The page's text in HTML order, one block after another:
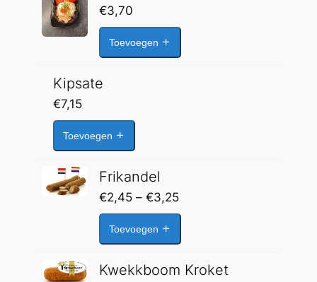
€3,70
Toevoegen
Kipsate
€7,15
Toevoegen
Frikandel
€2,45 – €3,25Prijsklasse:
€2,45
Toevoegen
Kwekkboom Kroket